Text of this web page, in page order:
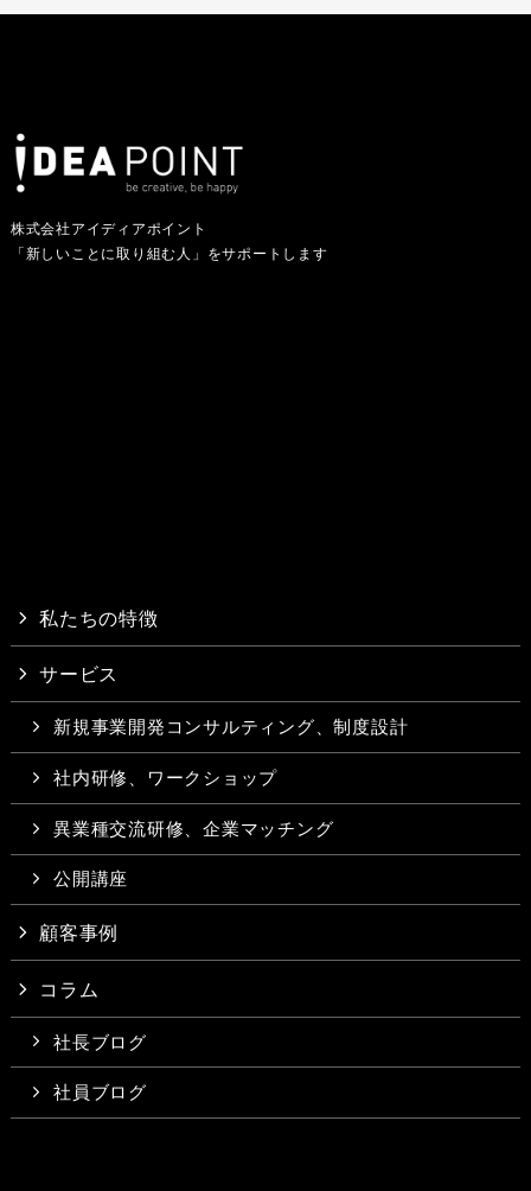
株式会社アイディアポイント
「新しいことに取り組む人」をサポートします
私たちの特徴
サービス
新規事業開発コンサルティング、制度設計
社内研修、ワークショップ
異業種交流研修、企業マッチング
公開講座
顧客事例
コラム
社長ブログ
社員ブログ